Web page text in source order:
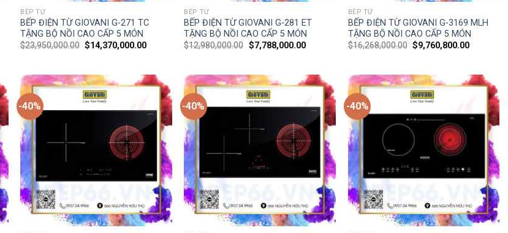
BẾP TỪ
BẾP ĐIỆN TỪ GIOVANI G-271 TC
TẶNG BỘ NỒI CAO CẤP 5 MÓN
$23,950,000.00 $14,370,000.00
BẾP TỪ
BẾP ĐIỆN TỪ GIOVANI G-281 ET
TẶNG BỘ NỒI CAO CẤP 5 MÓN
$12,980,000.00 $7,788,000.00
BẾP TỪ
BẾP ĐIỆN TỪ GIOVANI G-3169 MLH
TẶNG BỘ NỒI CAO CẤP 5 MÓN
$16,268,000.00 $9,760,800.00
-40% -40% -40%